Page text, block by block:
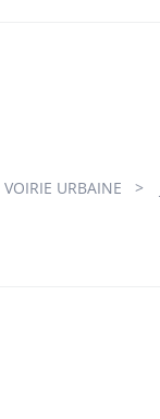
VOIRIE URBAINE